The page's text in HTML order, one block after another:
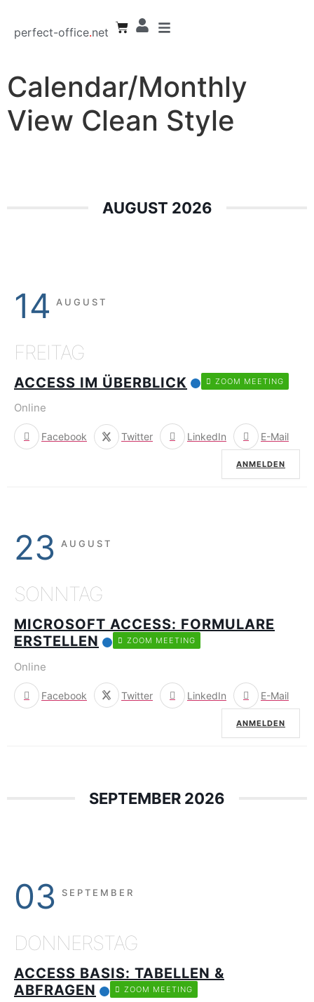
perfect-office.net
Calendar/Monthly
View Clean Style
AUGUST 2026
14 AUGUST
FREITAG
ACCESS IM ÜBERBLICK ZOOM MEETING
Online
Facebook Twitter LinkedIn E-Mail
ANMELDEN
23 AUGUST
SONNTAG
MICROSOFT ACCESS: FORMULARE
ERSTELLEN
ZOOM MEETING
Online
Facebook Twitter LinkedIn E-Mail
ANMELDEN
SEPTEMBER 2026
03 SEPTEMBER
DONNERSTAG
ACCESS BASIS: TABELLEN &
ABFRAGEN
ZOOM MEETING